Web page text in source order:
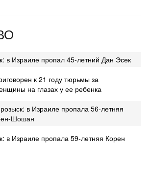
в Израиле пропал 45-летний Дан Эсек
к 21 году тюрьмы за
на глазах у ее ребенка
в Израиле пропала 56-летняя
Шошан
в Израиле пропала 59-летняя Корен